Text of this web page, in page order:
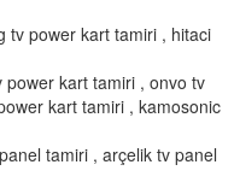
tv power kart tamiri , hitaci
kart tamiri , onvo tv
kart tamiri , kamosonic
tamiri , arçelik tv panel